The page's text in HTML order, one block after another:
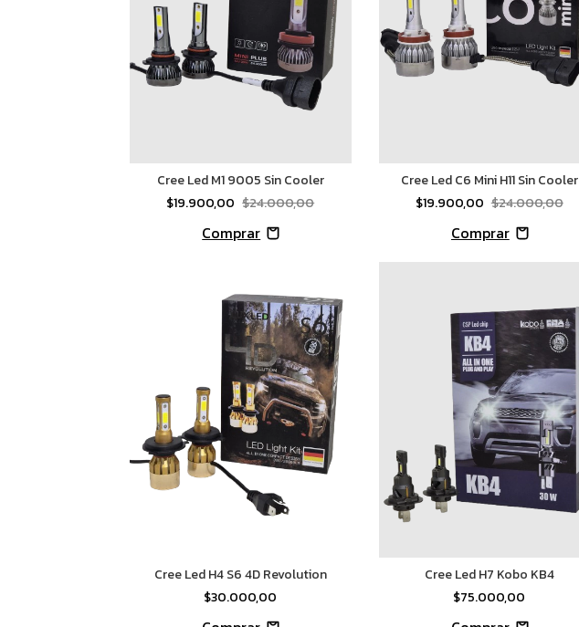
Cree Led M1 9005 Sin Cooler
$19.900,00 $24.000,00
Cree Led C6 Mini H11 Sin Cooler
$19.900,00 $24.000,00
Cree Led H4 S6 4D Revolution
$30.000,00
Cree Led H7 Kobo KB4
$75.000,00